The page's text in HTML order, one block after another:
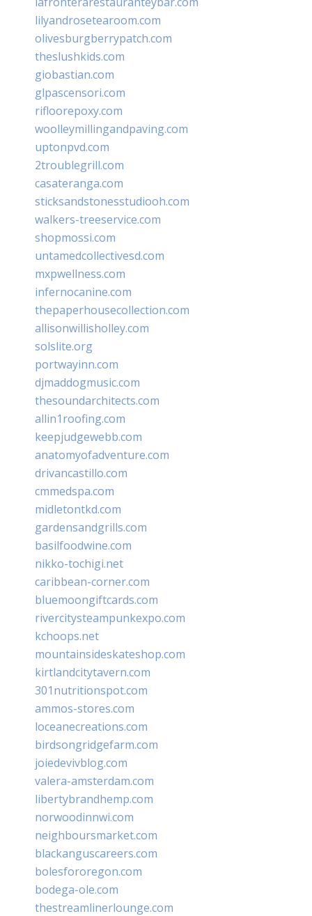
lilyandrosetearoom.com
olivesburgberrypatch.com
theslushkids.com
giobastian.com
glpascensori.com
rifloorepoxy.com
woolleymillingandpaving.com
uptonpvd.com
2troublegrill.com
casateranga.com
sticksandstonesstudiooh.com
walkers-treeservice.com
shopmossi.com
untamedcollectivesd.com
mxpwellness.com
infernocanine.com
thepaperhousecollection.com
allisonwillisholley.com
solslite.org
portwayinn.com
djmaddogmusic.com
thesoundarchitects.com
allin1roofing.com
keepjudgewebb.com
anatomyofadventure.com
drivancastillo.com
cmmedspa.com
midletontkd.com
gardensandgrills.com
basilfoodwine.com
nikko-tochigi.net
caribbean-corner.com
bluemoongiftcards.com
rivercitysteampunkexpo.com
kchoops.net
mountainsideskateshop.com
kirtlandcitytavern.com
301nutritionspot.com
ammos-stores.com
loceanecreations.com
birdsongridgefarm.com
joiedevivblog.com
valera-amsterdam.com
libertybrandhemp.com
norwoodinnwi.com
neighboursmarket.com
blackanguscareers.com
bolesfororegon.com
bodega-ole.com
thestreamlinerlounge.com